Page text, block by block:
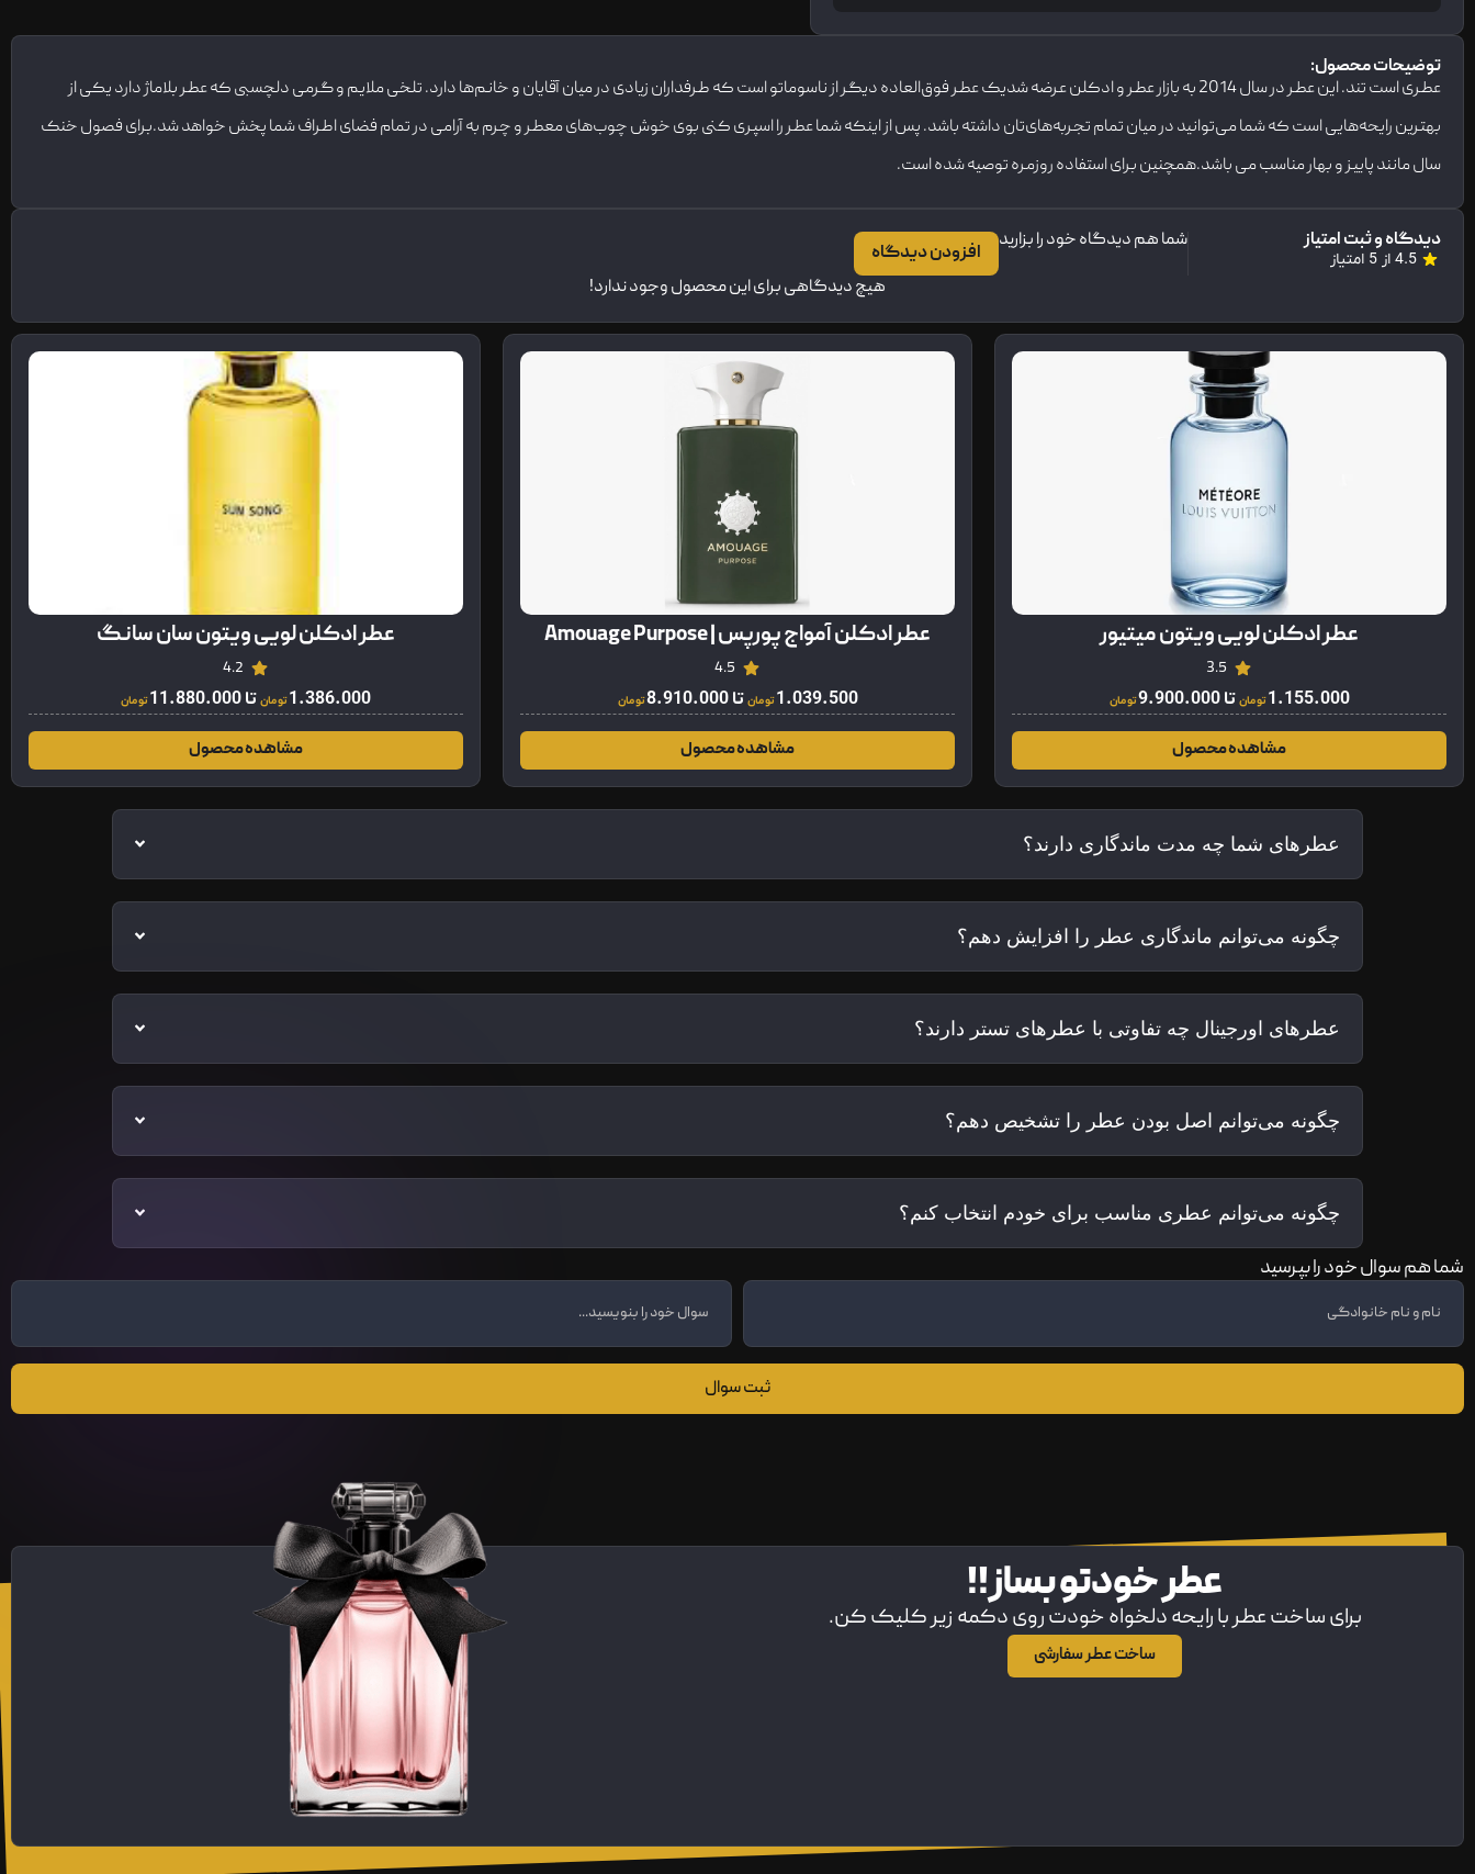
توضیحات محصول:
عطری است تند. این عطر در سال 2014 به بازار عطر و ادکلن عرضه شدیک عطر فوق‌العاده دیگر از ناسوماتو است که طرفداران زیادی در میان آقایان و خانم‌ها دارد. تلخی ملایم و گرمی دلچسبی که عطر بلاماژ دارد یکی از
بهترین رایحه‌هایی است که شما می‌توانید در میان تمام تجربه‌های‌تان داشته باشد. پس از اینکه شما عطر را اسپری کنی بوی خوش چوب‌های معطر و چرم به آرامی در تمام فضای اطراف شما پخش خواهد شد.برای فصول خنک
سال مانند پاییز و بهار مناسب می باشد.همچنین برای استفاده روزمره توصیه شده است.
دیدگاه و ثبت امتیاز
4.5 از 5 امتیاز
شما هم دیدگاه خود را بزارید
افزودن دیدگاه
هیچ دیدگاهی برای این محصول وجود ندارد!
عطر ادکلن لویی ویتون میتیور
3.5
1.155.000تومان تا9.900.000تومان
مشاهده محصول
عطر ادکلن آمواج پورپس | Amouage Purpose
4.5
1.039.500تومان تا8.910.000تومان
مشاهده محصول
عطر ادکلن لویی ویتون سان سانگ
4.2
1.386.000تومان تا 11.880.000تومان
مشاهده محصول
عطرهای شما چه مدت ماندگاری دارند؟
چگونه می‌توانم ماندگاری عطر را افزایش دهم؟
عطرهای اورجینال چه تفاوتی با عطرهای تستر دارند؟
چگونه می‌توانم اصل بودن عطر را تشخیص دهم؟
چگونه می‌توانم عطری مناسب برای خودم انتخاب کنم؟
شما هم سوال خود را بپرسید
ثبت سوال
عطر خودتو بساز!!
برای ساخت عطر با رایحه دلخواه خودت روی دکمه زیر کلیک کن.
ساخت عطر سفارشی